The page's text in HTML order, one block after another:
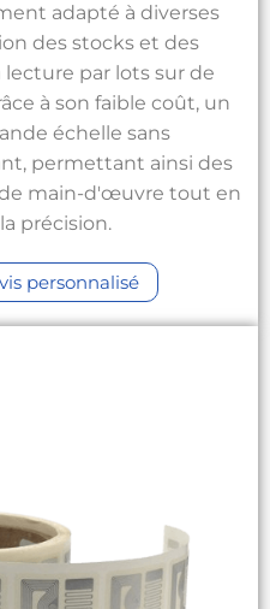
adapté à diverses
des stocks et des
par lots sur de
à son faible coût, un
échelle sans
permettant ainsi des
main-d'œuvre tout en
précision.
personnalisé